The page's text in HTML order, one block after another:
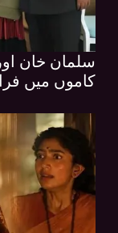
سلمان خان
کاموں میں